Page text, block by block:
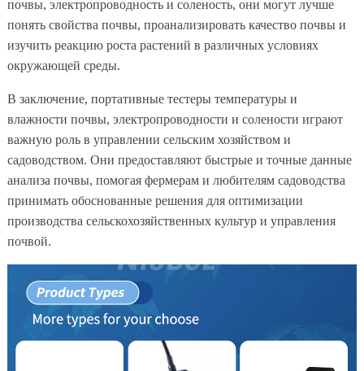
почвы, электропроводность и соленость, они могут лучше
понять свойства почвы, проанализировать качество почвы и
изучить реакцию роста растений в различных условиях
окружающей среды.
В заключение, портативные тестеры температуры и
влажности почвы, электропроводности и солености играют
важную роль в управлении сельским хозяйством и
садоводством. Они предоставляют быстрые и точные данные
анализа почвы, помогая фермерам и любителям садоводства
принимать обоснованные решения для оптимизации
производства сельскохозяйственных культур и управления
почвой.